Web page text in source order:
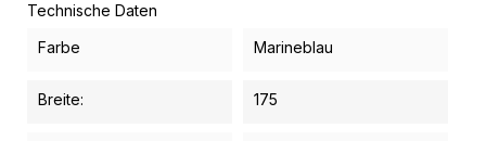
Technische Daten
Farbe
Marineblau
Breite: 175